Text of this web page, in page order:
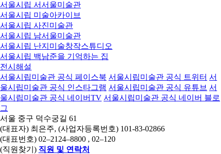
서울시립 서서울미술관
서울시립 미술아카이브
서울시립 사진미술관
서울시립 남서울미술관
서울시립 난지미술창작스튜디오
서울시립 백남준을 기억하는 집
전시해설
서울시립미술관 공식 페이스북 서울시립미술관 공식 트위터 서
울시립미술관 공식 인스타그램 서울시립미술관 공식 유튜브 서
울시립미술관 공식 네이버TV 서울시립미술관 공식 네이버 블로
그
서울 중구 덕수궁길 61
(대표자) 최은주, (사업자등록번호) 101-83-02866
(대표번호) 02–2124–8800 , 02–120
(직원찾기) 직원 및 연락처